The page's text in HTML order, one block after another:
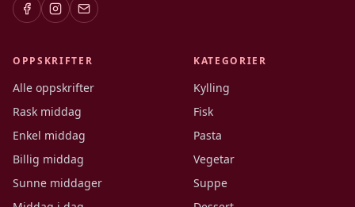
OPPSKRIFTER
Alle oppskrifter
Rask middag
Enkel middag
Billig middag
Sunne middager
KATEGORIER
Kylling
Fisk
Pasta
Vegetar
Suppe